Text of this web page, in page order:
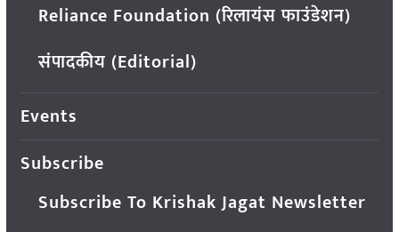
Reliance Foundation (रिलायंस फाउंडेशन)
संपादकीय (Editorial)
Events
Subscribe
Subscribe To Krishak Jagat Newsletter